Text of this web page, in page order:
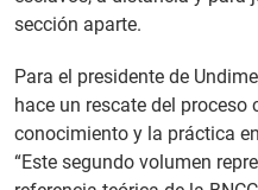
sección aparte.
Para el presidente de
hace un rescate del
conocimiento y la práctica
“Este segundo volumen